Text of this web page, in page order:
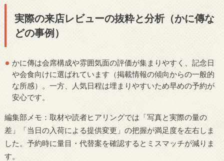
実際の来店レビューの抜粋と分析（かに傳な
どの事例）
かに傳は会席構成や雰囲気面の評価が集まりやすく、記念日
や会食向けに選ばれています（掲載情報の傾向からの一般的
な所感）。一方、人気日程は埋まりやすいため早めの予約が
安心です。
編集部メモ：取材や読者ヒアリングでは「写真と実際の量の
差」「当日の入荷による提供変更」の把握が満足度を左右しま
した。予約時に量目・代替案を確認するとミスマッチが減りま
す。